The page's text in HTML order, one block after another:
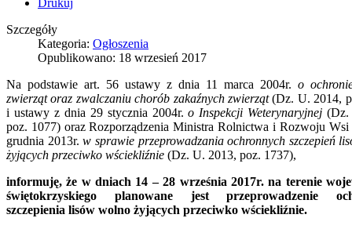
Drukuj
Szczegóły
Kategoria: Ogłoszenia
Opublikowano: 18 wrzesień 2017
Na podstawie art. 56 ustawy z dnia 11 marca 2004r. o
zwierząt oraz zwalczaniu chorób zakaźnych zwierząt(Dz. U. 2014,
i ustawy z dnia 29 stycznia 2004r.o Inspekcji Weterynaryjnej (Dz.
poz. 1077) oraz Rozporządzenia Ministra Rolnictwa i Rozwoju Wsi
grudnia 2013r.w sprawie przeprowadzania ochronnych szczepień
żyjących przeciwko wściekliźnie (Dz. U. 2013, poz. 1737),
informuję, że w dniach 14 – 28 września 2017r. na terenie
świętokrzyskiego planowane jest przeprowadzenie
szczepienia lisów wolno żyjących przeciwko wściekliźnie.